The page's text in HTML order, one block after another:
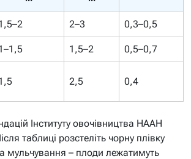
2–3 0,3–0,5
1,5–2 0,5–0,7
2,5 0,4
Інституту овочівництва НААН
таблиці розстеліть чорну плівку
мульчування – плоди лежатимуть